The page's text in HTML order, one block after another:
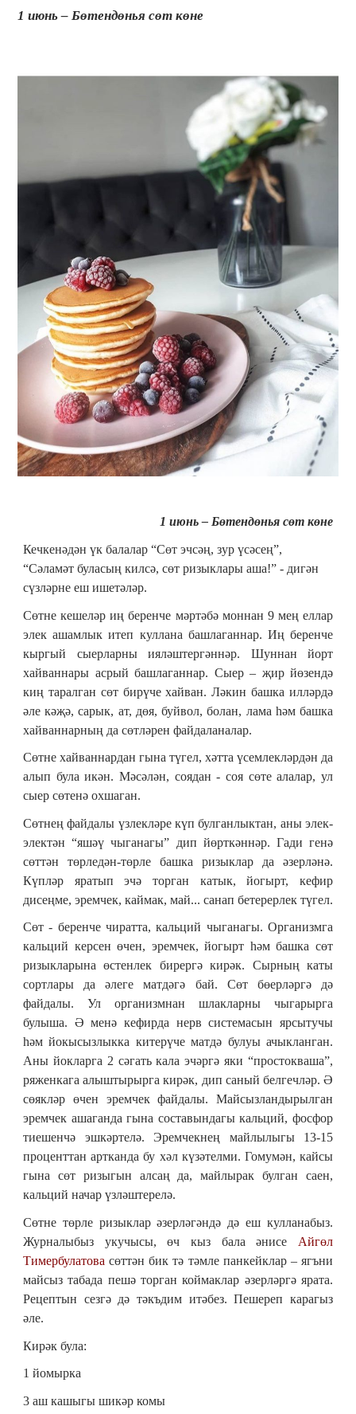
1 июнь – Бөтендөнья сөт көне
1 июнь – Бөтендөнья сөт көне
Кечкенәдән үк балалар “Сөт эчсәң, зур үсәсең”,
“Сәламәт буласың килсә, сөт ризыклары аша!” - дигән
сүзләрне еш ишетәләр.
Сөтне кешеләр иң беренче мәртәбә моннан 9 мең еллар
элек ашамлык итеп куллана башлаганнар. Иң беренче
кыргый сыерларны ияләштергәннәр. Шуннан йорт
хайваннары асрый башлаганнар. Сыер – җир йөзендә
киң таралган сөт бирүче хайван. Ләкин башка илләрдә
әле кәҗә, сарык, ат, дөя, буйвол, болан, лама һәм башка
хайваннарның да сөтләрен файдаланалар.
Сөтне хайваннардан гына түгел, хәтта үсемлекләрдән да
алып була икән. Мәсәлән, соядан - соя сөте алалар, ул
сыер сөтенә охшаган.
Сөтнең файдалы үзлекләре күп булганлыктан, аны элек-
электән “яшәү чыганагы” дип йөрткәннәр. Гади генә
сөттән төрледән-төрле башка ризыклар да әзерләнә.
Күпләр яратып эчә торган катык, йогырт, кефир
дисеңме, эремчек, каймак, май... санап бетерерлек түгел.
Сөт - беренче чиратта, кальций чыганагы. Организмга
кальций керсен өчен, эремчек, йогырт һәм башка сөт
ризыкларына өстенлек бирергә кирәк. Сырның каты
сортлары да әлеге матдәгә бай. Сөт бөерләргә дә
файдалы. Ул организмнан шлакларны чыгарырга
булыша. Ә менә кефирда нерв системасын ярсытучы
һәм йокысызлыкка китерүче матдә булуы ачыкланган.
Аны йокларга 2 сәгать кала эчәргә яки “простокваша”,
ряженкага алыштырырга кирәк, дип саный белгечләр. Ә
сөякләр өчен эремчек файдалы. Майсызландырылган
эремчек ашаганда гына составындагы кальций, фосфор
тиешенчә эшкәртелә. Эремчекнең майлылыгы 13-15
проценттан артканда бу хәл күзәтелми. Гомумән, кайсы
гына сөт ризыгын алсаң да, майлырак булган саен,
кальций начар үзләштерелә.
Сөтне төрле ризыклар әзерләгәндә дә еш кулланабыз.
Журналыбыз укучысы, өч кыз бала әнисе Айгөл
Тимербулатова сөттән бик тә тәмле панкейклар – ягъни
майсыз табада пешә торган коймаклар әзерләргә ярата.
Рецептын сезгә дә тәкъдим итәбез. Пешереп карагыз
әле.
Кирәк була:
1 йомырка
3 аш кашыгы шикәр комы